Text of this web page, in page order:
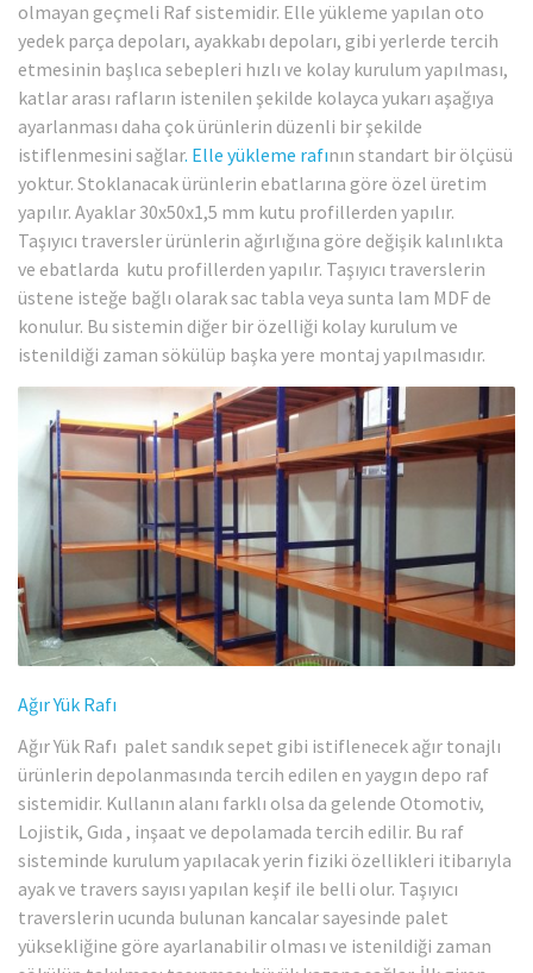
olmayan geçmeli Raf sistemidir. Elle yükleme yapılan oto
yedek parça depoları, ayakkabı depoları, gibi yerlerde tercih
etmesinin başlıca sebepleri hızlı ve kolay kurulum yapılması,
katlar arası rafların istenilen şekilde kolayca yukarı aşağıya
ayarlanması daha çok ürünlerin düzenli bir şekilde
istiflenmesini sağlar. Elle yükleme rafının standart bir ölçüsü
yoktur. Stoklanacak ürünlerin ebatlarına göre özel üretim
yapılır. Ayaklar 30x50x1,5 mm kutu profillerden yapılır.
Taşıyıcı traversler ürünlerin ağırlığına göre değişik kalınlıkta
ve ebatlarda kutu profillerden yapılır. Taşıyıcı traverslerin
üstene isteğe bağlı olarak sac tabla veya sunta lam MDF de
konulur. Bu sistemin diğer bir özelliği kolay kurulum ve
istenildiği zaman sökülüp başka yere montaj yapılmasıdır.
Ağır Yük Rafı
Ağır Yük Rafı palet sandık sepet gibi istiflenecek ağır tonajlı
ürünlerin depolanmasında tercih edilen en yaygın depo raf
sistemidir. Kullanın alanı farklı olsa da gelende Otomotiv,
Lojistik, Gıda , inşaat ve depolamada tercih edilir. Bu raf
sisteminde kurulum yapılacak yerin fiziki özellikleri itibarıyla
ayak ve travers sayısı yapılan keşif ile belli olur. Taşıyıcı
traverslerin ucunda bulunan kancalar sayesinde palet
yüksekliğine göre ayarlanabilir olması ve istenildiği zaman